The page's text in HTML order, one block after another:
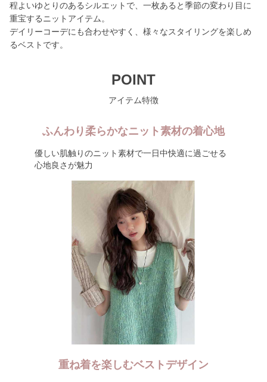
程よいゆとりのあるシルエットで、一枚あると季節の変わり目に
重宝するニットアイテム。
デイリーコーデにも合わせやすく、様々なスタイリングを楽しめ
るベストです。
POINT
アイテム特徴
ふんわり柔らかなニット素材の着心地
優しい肌触りのニット素材で一日中快適に過ごせる
心地良さが魅力
重ね着を楽しむベストデザイン